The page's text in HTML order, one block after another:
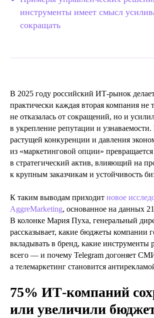
инструменты имеет смысл
сокращать
В 2025 году российский ИТ‑рынок
практически каждая вторая компания не
не отказалась от сокращений, но и
в укрепление репутации и
растущей конкуренции и давления
из «маркетинговой опции» превращается
в стратегический актив, влияющий на
к крупным заказчикам и устойчивость
К таким выводам приходит новое
AggreMarketing, основанное на данных
В колонке Мария Пуха, генеральный
рассказывает, какие бюджеты компании
вкладывать в бренд, какие инструменты
всего — и почему Telegram догоняет
а телемаркетинг становится
75% ИТ‑компаний
или увеличили